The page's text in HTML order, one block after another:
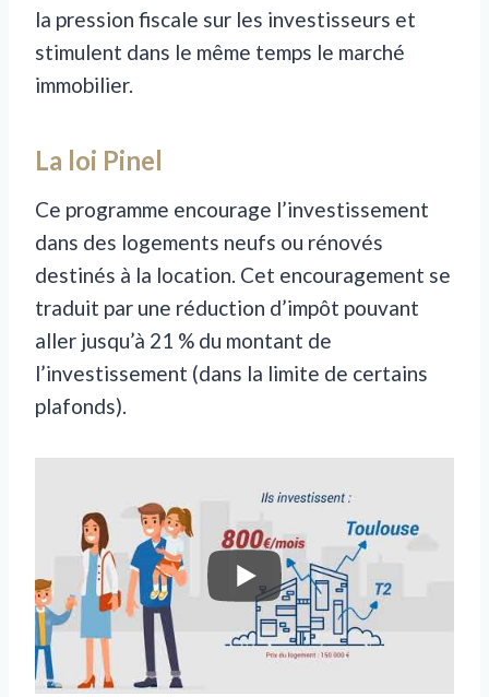
la pression fiscale sur les investisseurs et
stimulent dans le même temps le marché
immobilier.
La loi Pinel
Ce programme encourage l’investissement
dans des logements neufs ou rénovés
destinés à la location. Cet encouragement se
traduit par une réduction d’impôt pouvant
aller jusqu’à 21 % du montant de
l’investissement (dans la limite de certains
plafonds).